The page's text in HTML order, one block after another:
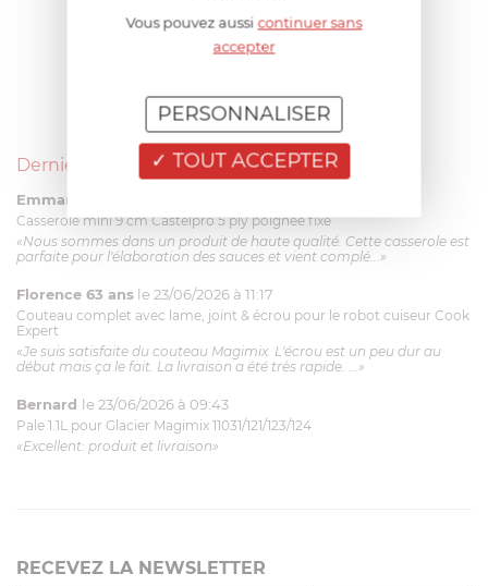
Derniers avis produits
Emmanuel 56 ans
Casserole mini 9 cm Castelpro 5 ply poignée fixe
«Nous sommes dans un produit de haute qualité. Cette casserole est
parfaite pour l'élaboration des sauces et vient complé...»
Florence 63 ans le 23/06/2026 à 11:17
Couteau complet avec lame, joint & écrou pour le robot cuiseur Cook
Expert
«Je suis satisfaite du couteau Magimix. L'écrou est un peu dur au
début mais ça le fait. La livraison a été très rapide. ...»
Bernard le 23/06/2026 à 09:43
Pale 1.1L pour Glacier Magimix 11031/121/123/124
«Excellent: produit et livraison»
RECEVEZ LA NEWSLETTER
Vous pouvez aussicontinuer sans
accepter
TOUT ACCEPTER
PERSONNALISER